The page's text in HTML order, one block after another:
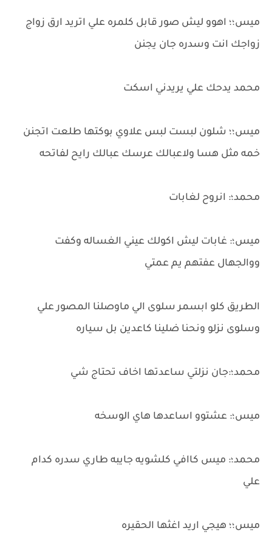
ميس؛؛ اهوو ليش صور قابل كلمره علي اتريد ارق زواج
زواجك انت وسدره جان يجنن
محمد يدحك علي يريدني اسكت
ميس؛؛ شلون لبست لبس علاوي بوكتها طلعت اتجنن
خمه مثل هسا ولاعبالك عرسك عبالك رايح لفاتحه
محمد؛: انروح لغابات
ميس؛: غابات ليش اكولك عيني الغساله وكفت
ووالجهال عفتهم يم عمتي
الطريق كلو ابسمر سلوى الي ماوصلنا المصور علي
وسلوى نزلو ونحنا ضلينا كاعدين بل سياره
محمد؛:جان نزلتي ساعدتها اخاف تحتاج شي
ميس؛: عشتوو اساعدها هاي الوسخه
محمد؛: ميس كاافي كلشويه جايبه طاري سدره كدام
علي
ميس؛؛ هيجي اريد اغثها الحقيره